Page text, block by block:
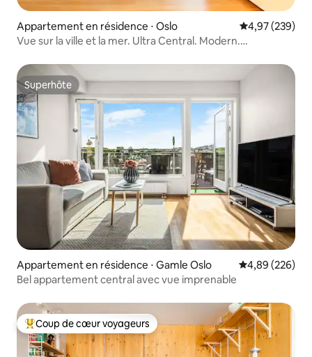
Appartement en résidence ⋅ Oslo Évaluation
4,97 (239)
Vue sur la ville et la mer. Ultra Central. Modern.
Superhôte
Superhôte
Appartement en résidence ⋅ Gamle Oslo Évaluation
4,89 (226)
Bel appartement central avec vue imprenable
Coups de cœur voyageurs les plus appréciés
Coup de cœur voyageurs